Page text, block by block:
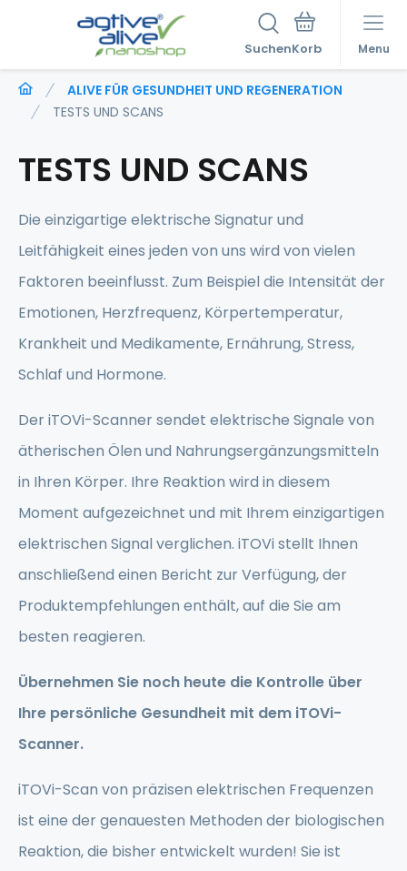
Suchen Menu
ALIVE FÜR GESUNDHEIT UND REGENERATION
TESTS UND SCANS
TESTS UND SCANS
Die einzigartige elektrische Signatur und
Leitfähigkeit eines jeden von uns wird von vielen
Faktoren beeinflusst. Zum Beispiel die Intensität der
Emotionen, Herzfrequenz, Körpertemperatur,
Krankheit und Medikamente, Ernährung, Stress,
Schlaf und Hormone.
Der iTOVi-Scanner sendet elektrische Signale von
ätherischen Ölen und Nahrungsergänzungsmitteln
in Ihren Körper. Ihre Reaktion wird in diesem
Moment aufgezeichnet und mit Ihrem einzigartigen
elektrischen Signal verglichen. iTOVi stellt Ihnen
anschließend einen Bericht zur Verfügung, der
Produktempfehlungen enthält, auf die Sie am
besten reagieren.
Übernehmen Sie noch heute die Kontrolle über
Ihre persönliche Gesundheit mit dem iTOVi-
Scanner.
iTOVi-Scan von präzisen elektrischen Frequenzen
ist eine der genauesten Methoden der biologischen
Reaktion, die bisher entwickelt wurden! Sie ist